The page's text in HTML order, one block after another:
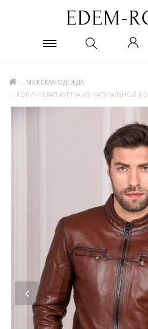
МУЖСКАЯ ОДЕЖДА
КОРИЧНЕВАЯ КУРТКА ИЗ НАТУРАЛЬНОЙ